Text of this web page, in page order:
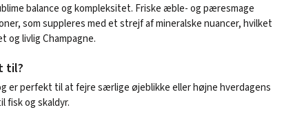
balance og kompleksitet. Friske æble- og pæresmage
som suppleres med et strejf af mineralske nuancer, hvilket
og livlig Champagne.
til?
er perfekt til at fejre særlige øjeblikke eller højne hverdagens
fisk og skaldyr.